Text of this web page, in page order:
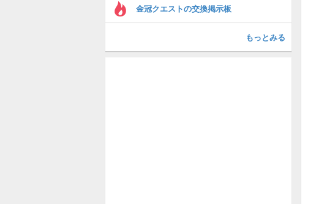
金冠クエストの交換掲示板
もっとみる